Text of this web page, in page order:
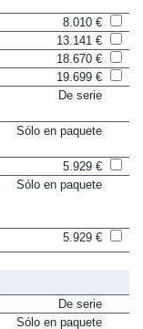
8.010 €
13.141 €
18.670 €
19.699 €
5.929 €
5.929 €
De serie